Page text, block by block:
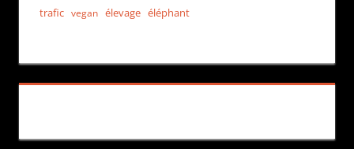
trafic vegan élevage éléphant